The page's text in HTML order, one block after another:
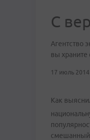
С
Агентство
вы храните
17 июль 2014
Как
смешанный